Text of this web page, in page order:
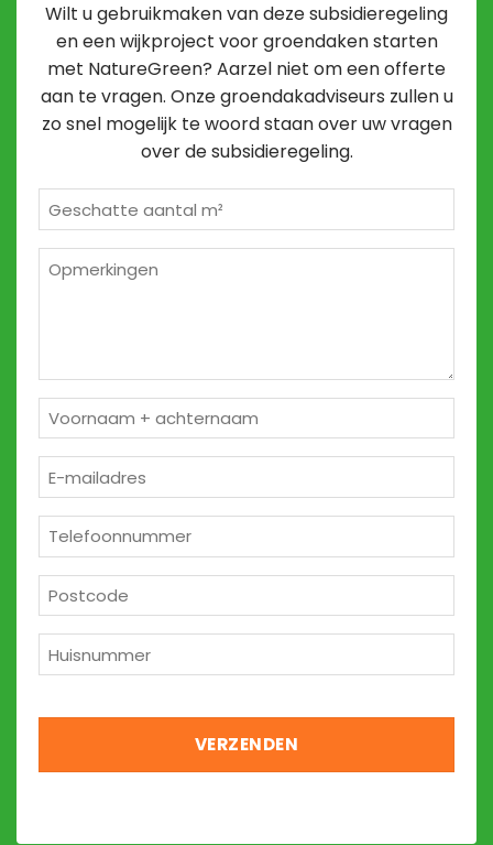
Wilt u gebruikmaken van deze subsidieregeling
en een wijkproject voor groendaken starten
met NatureGreen? Aarzel niet om een offerte
aan te vragen. Onze groendakadviseurs zullen u
zo snel mogelijk te woord staan over uw vragen
over de subsidieregeling.
m²
Naam
*
mailadres
*
*
*